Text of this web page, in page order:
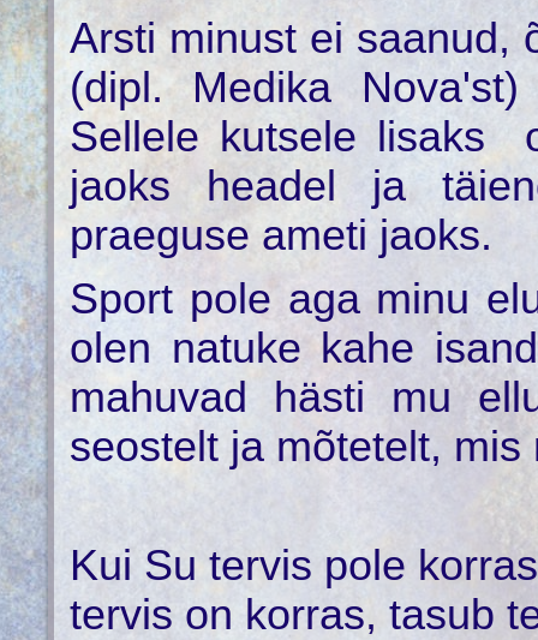
Arsti minust ei saanud,
(dipl. Medika
Sellele kutsele lisaks
jaoks headel ja
praeguse ameti jaoks.
Sport pole aga minu
olen natuke kahe
mahuvad hästi mu
seostelt ja mõtetelt,
Kui Su tervis pole
tervis on korras, tasub